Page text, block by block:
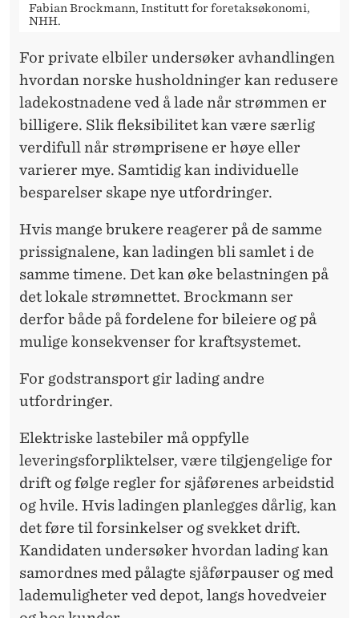
Fabian Brockmann, Institutt for foretaksøkonomi,
NHH.
For private elbiler undersøker avhandlingen
hvordan norske husholdninger kan redusere
ladekostnadene ved å lade når strømmen er
billigere. Slik fleksibilitet kan være særlig
verdifull når strømprisene er høye eller
varierer mye. Samtidig kan individuelle
besparelser skape nye utfordringer.
Hvis mange brukere reagerer på de samme
prissignalene, kan ladingen bli samlet i de
samme timene. Det kan øke belastningen på
det lokale strømnettet. Brockmann ser
derfor både på fordelene for bileiere og på
mulige konsekvenser for kraftsystemet.
For godstransport gir lading andre
utfordringer.
Elektriske lastebiler må oppfylle
leveringsforpliktelser, være tilgjengelige for
drift og følge regler for sjåførenes arbeidstid
og hvile. Hvis ladingen planlegges dårlig, kan
det føre til forsinkelser og svekket drift.
Kandidaten undersøker hvordan lading kan
samordnes med pålagte sjåførpauser og med
lademuligheter ved depot, langs hovedveier